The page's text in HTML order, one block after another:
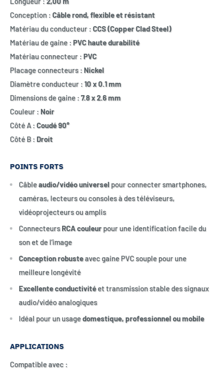
Conception : Câble rond, flexible et résistant
Matériau du conducteur : CCS (Copper Clad Steel)
Matériau de gaine : PVC haute durabilité
Matériau connecteur : PVC
Placage connecteurs : Nickel
Diamètre conducteur : 10 x 0.1 mm
Dimensions de gaine : 7.8 x 2.6 mm
Couleur : Noir
Côté A : Coudé 90°
Côté B : Droit
POINTS FORTS
Câbleaudio/vidéo universel pour connecter smartphones,
caméras, lecteurs ou consoles à des téléviseurs,
vidéoprojecteurs ou amplis
ConnecteursRCA couleur pour une identification facile du
son et de l’image
Conception robusteavec gaine PVC souple pour une
meilleure longévité
Excellente conductivitéet transmission stable des signaux
audio/vidéo analogiques
Idéal pour un usagedomestique, professionnel ou mobile
APPLICATIONS
Compatible avec :